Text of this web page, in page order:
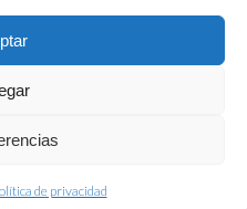
de privacidad
de la Alimentación y Bebidas